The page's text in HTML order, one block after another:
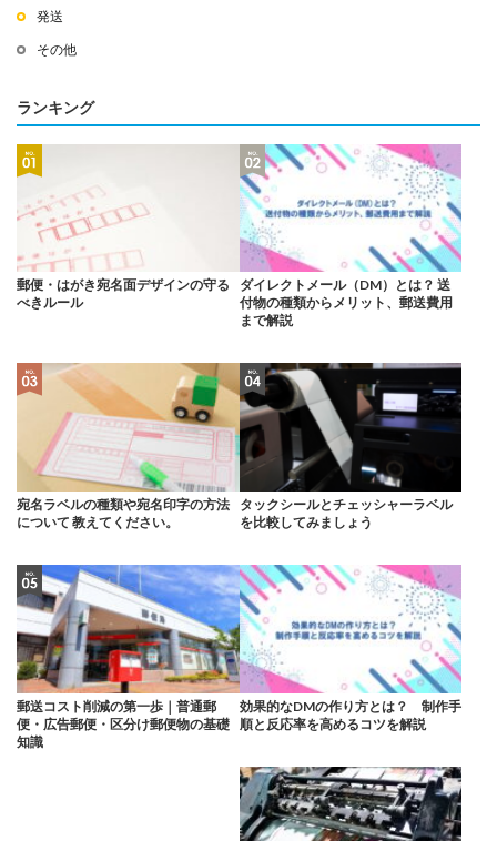
発送
その他
ランキング
郵便・はがき宛名面デザインの守る
べきルール
ダイレクトメール（DM）とは？ 送
付物の種類からメリット、郵送費用
まで解説
宛名ラベルの種類や宛名印字の方法
について 教えてください。
タックシールとチェッシャーラベル
を比較してみましょう
郵送コスト削減の第一歩｜普通郵
便・広告郵便・区分け郵便物の基礎
知識
効果的なDMの作り方とは？ 制作手
順と反応率を高めるコツを解説